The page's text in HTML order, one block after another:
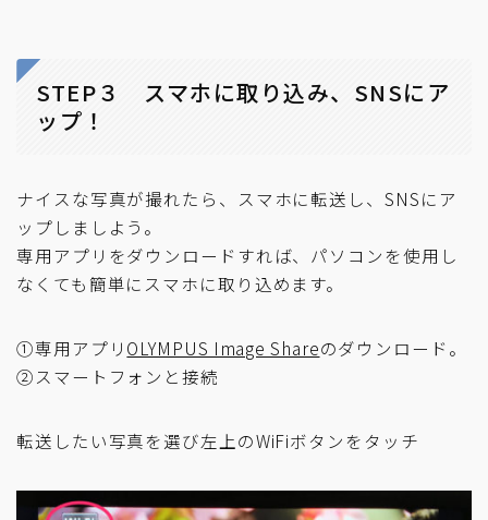
STEP３ スマホに取り込み、SNSにア
ップ！
ナイスな写真が撮れたら、スマホに転送し、SNSにア
ップしましよう。
専用アプリをダウンロードすれば、パソコンを使用し
なくても簡単にスマホに取り込めます。
①専用アプリ OLYMPUS Image Shareのダウンロード。
②スマートフォンと接続
転送したい写真を選び左上のWiFiボタンをタッチ